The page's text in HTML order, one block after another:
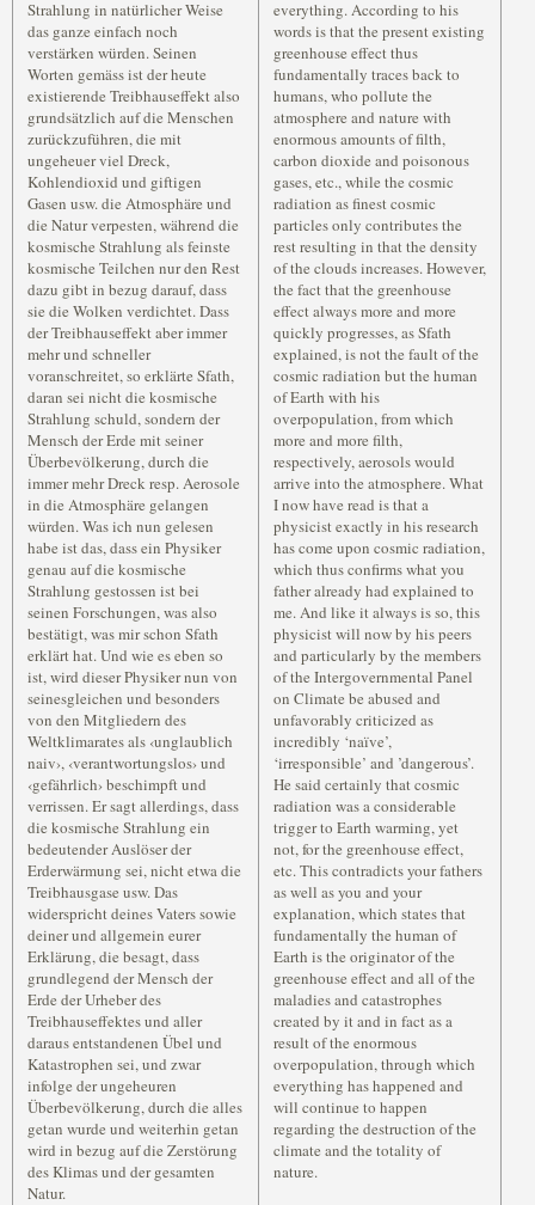
Strahlung in natürlicher Weise
das ganze einfach noch
verstärken würden. Seinen
Worten gemäss ist der heute
existierende Treibhauseffekt also
grundsätzlich auf die Menschen
zurückzuführen, die mit
ungeheuer viel Dreck,
Kohlendioxid und giftigen
Gasen usw. die Atmosphäre und
die Natur verpesten, während die
kosmische Strahlung als feinste
kosmische Teilchen nur den Rest
dazu gibt in bezug darauf, dass
sie die Wolken verdichtet. Dass
der Treibhauseffekt aber immer
mehr und schneller
voranschreitet, so erklärte Sfath,
daran sei nicht die kosmische
Strahlung schuld, sondern der
Mensch der Erde mit seiner
Überbevölkerung, durch die
immer mehr Dreck resp. Aerosole
in die Atmosphäre gelangen
würden. Was ich nun gelesen
habe ist das, dass ein Physiker
genau auf die kosmische
Strahlung gestossen ist bei
seinen Forschungen, was also
bestätigt, was mir schon Sfath
erklärt hat. Und wie es eben so
ist, wird dieser Physiker nun von
seinesgleichen und besonders
von den Mitgliedern des
Weltklimarates als ‹unglaublich
naiv›, ‹verantwortungslos› und
‹gefährlich› beschimpft und
verrissen. Er sagt allerdings, dass
die kosmische Strahlung ein
bedeutender Auslöser der
Erderwärmung sei, nicht etwa die
Treibhausgase usw. Das
widerspricht deines Vaters sowie
deiner und allgemein eurer
Erklärung, die besagt, dass
grundlegend der Mensch der
Erde der Urheber des
Treibhauseffektes und aller
daraus entstandenen Übel und
Katastrophen sei, und zwar
infolge der ungeheuren
Überbevölkerung, durch die alles
getan wurde und weiterhin getan
wird in bezug auf die Zerstörung
des Klimas und der gesamten
Natur.
everything. According to his
words is that the present existing
greenhouse effect thus
fundamentally traces back to
humans, who pollute the
atmosphere and nature with
enormous amounts of filth,
carbon dioxide and poisonous
gases, etc., while the cosmic
radiation as finest cosmic
particles only contributes the
rest resulting in that the density
of the clouds increases. However,
the fact that the greenhouse
effect always more and more
quickly progresses, as Sfath
explained, is not the fault of the
cosmic radiation but the human
of Earth with his
overpopulation, from which
more and more filth,
respectively, aerosols would
arrive into the atmosphere. What
I now have read is that a
physicist exactly in his research
has come upon cosmic radiation,
which thus confirms what you
father already had explained to
me. And like it always is so, this
physicist will now by his peers
and particularly by the members
of the Intergovernmental Panel
on Climate be abused and
unfavorably criticized as
incredibly ‘naïve’,
‘irresponsible’ and ’dangerous’.
He said certainly that cosmic
radiation was a considerable
trigger to Earth warming, yet
not, for the greenhouse effect,
etc. This contradicts your fathers
as well as you and your
explanation, which states that
fundamentally the human of
Earth is the originator of the
greenhouse effect and all of the
maladies and catastrophes
created by it and in fact as a
result of the enormous
overpopulation, through which
everything has happened and
will continue to happen
regarding the destruction of the
climate and the totality of
nature.